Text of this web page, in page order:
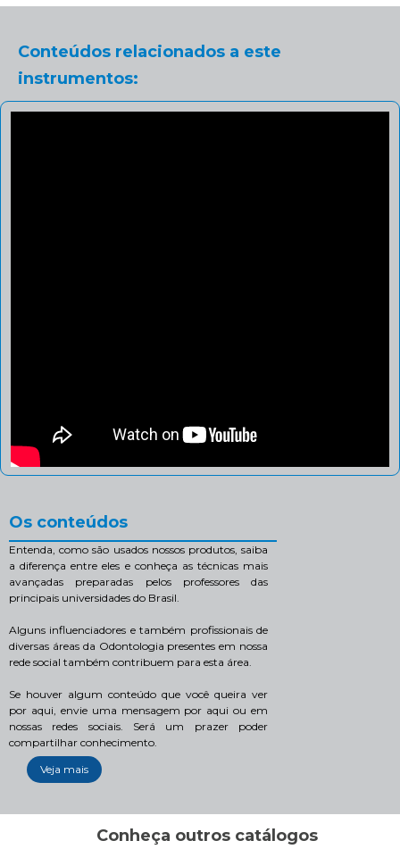
Conteúdos relacionados a este
instrumentos:
Os conteúdos
Entenda, como são usados nossos produtos, saiba
a diferença entre eles e conheça as técnicas mais
avançadas preparadas pelos professores das
principais universidades do Brasil.
Alguns influenciadores e também profissionais de
diversas áreas da Odontologia presentes em nossa
rede social também contribuem para esta área.
Se houver algum conteúdo que você queira ver
por aqui, envie uma mensagem por aqui ou em
nossas redes sociais. Será um prazer poder
compartilhar conhecimento.
Veja mais
Conheça outros catálogos